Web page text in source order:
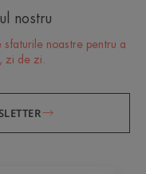
nostru
noastre pentru a
zi de zi.